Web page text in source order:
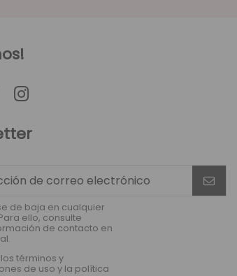
de baja en cualquier
ello, consulte
de contacto en
términos y
de uso y la política